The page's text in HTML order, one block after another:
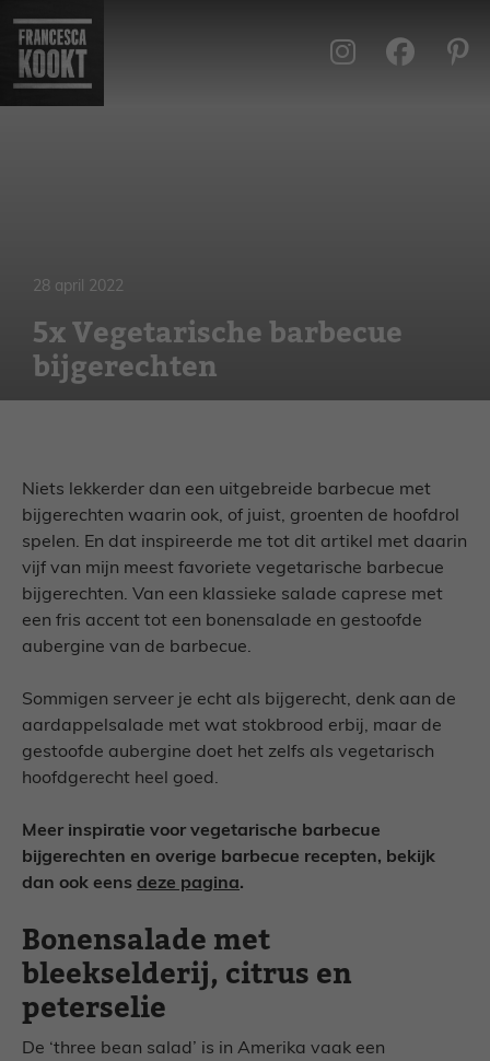
naar
inhoud
28 april 2022
5x Vegetarische barbecue
bijgerechten
Niets lekkerder dan een uitgebreide barbecue met
bijgerechten waarin ook, of juist, groenten de hoofdrol
spelen. En dat inspireerde me tot dit artikel met daarin
vijf van mijn meest favoriete vegetarische barbecue
bijgerechten. Van een klassieke salade caprese met
een fris accent tot een bonensalade en gestoofde
aubergine van de barbecue.
Sommigen serveer je echt als bijgerecht, denk aan de
aardappelsalade met wat stokbrood erbij, maar de
gestoofde aubergine doet het zelfs als vegetarisch
hoofdgerecht heel goed.
Meer inspiratie voor vegetarische barbecue
bijgerechten en overige barbecue recepten, bekijk
dan ook eens deze pagina.
Bonensalade met
bleekselderij, citrus en
peterselie
De ‘three bean salad’ is in Amerika vaak een